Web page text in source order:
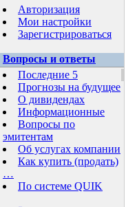
Авторизация
Мои настройки
Зарегистрироваться
Вопросы и ответы
Последние 5
Прогнозы на будущее
О дивидендах
Информационные
Вопросы по
эмитентам
Об услугах компании
Как купить (продать)
…
По системе QUIK